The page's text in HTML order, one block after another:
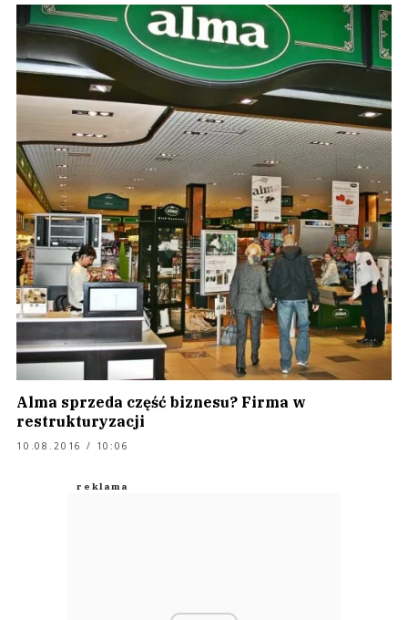
Alma sprzeda część biznesu? Firma w
restrukturyzacji
10.08.2016 / 10:06